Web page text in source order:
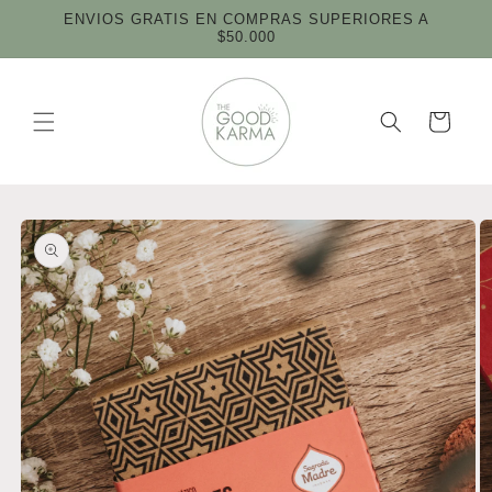
directamente
ENVIOS GRATIS EN COMPRAS SUPERIORES A
$50.000
Carrito
directamente
a la
información
del producto